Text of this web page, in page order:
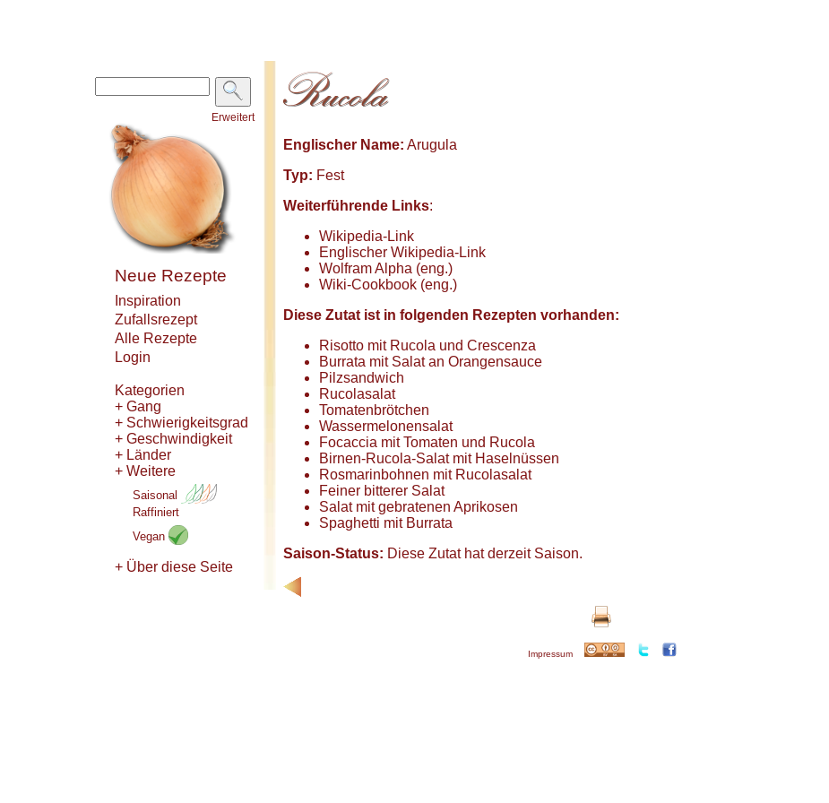
Erweitert
Neue Rezepte
Inspiration
Zufallsrezept
Alle Rezepte
Login
Kategorien
+ Gang
+ Schwierigkeitsgrad
+ Geschwindigkeit
+ Länder
+ Weitere
Saisonal
Raffiniert
Vegan
+ Über diese Seite
Englischer Name: Arugula
Typ: Fest
Weiterführende Links:
Wikipedia-Link
Englischer Wikipedia-Link
Wolfram Alpha (eng.)
Wiki-Cookbook (eng.)
Diese Zutat ist in folgenden Rezepten vorhanden:
Risotto mit Rucola und Crescenza
Burrata mit Salat an Orangensauce
Pilzsandwich
Rucolasalat
Tomatenbrötchen
Wassermelonensalat
Focaccia mit Tomaten und Rucola
Birnen-Rucola-Salat mit Haselnüssen
Rosmarinbohnen mit Rucolasalat
Feiner bitterer Salat
Salat mit gebratenen Aprikosen
Spaghetti mit Burrata
Saison-Status: Diese Zutat hat derzeit Saison.
Impressum